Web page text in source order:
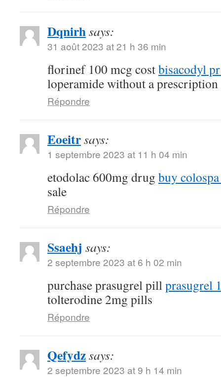
Dqnirhsays:
31 août 2023 at 21 h 36 min
florinef 100 mcg costbisacodyl
loperamide without a prescription
Répondre
Eoeitrsays:
1 septembre 2023 at 11 h 04 min
etodolac 600mg drug buy
sale
Répondre
Ssaehj says:
2 septembre 2023 at 6 h 02 min
purchase prasugrel pillprasugrel
tolterodine 2mg pills
Répondre
Qefydzsays:
2 septembre 2023 at 9 h 14 min